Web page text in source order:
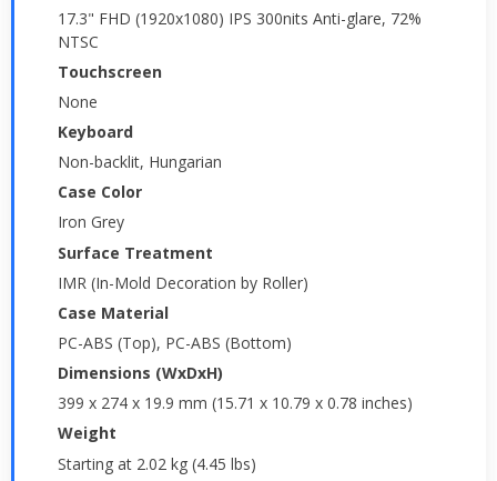
17.3" FHD (1920x1080) IPS 300nits Anti-glare, 72%
NTSC
Touchscreen
None
Keyboard
Non-backlit, Hungarian
Case Color
Iron Grey
Surface Treatment
IMR (In-Mold Decoration by Roller)
Case Material
PC-ABS (Top), PC-ABS (Bottom)
Dimensions (WxDxH)
399 x 274 x 19.9 mm (15.71 x 10.79 x 0.78 inches)
Weight
Starting at 2.02 kg (4.45 lbs)